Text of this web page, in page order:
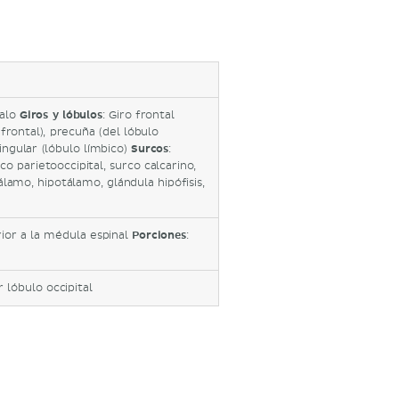
Giros y lóbulos: Giro frontal
precuña (del lóbulo
(lóbulo límbico)Surcos:
parietooccipital, surco calcarino,
hipotálamo, glándula hipófisis,
a la médula espinal Porciones:
lóbulo occipital